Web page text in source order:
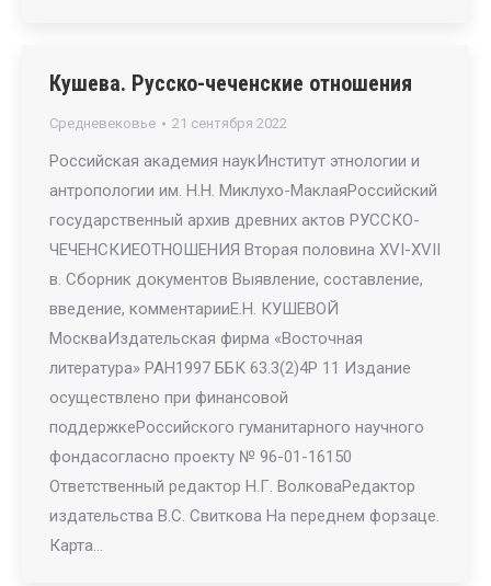
Кушева. Русско-чеченские отношения
Средневековье 21 сентября 2022
Российская академия наукИнститут этнологии и
антропологии им. Н.Н. Миклухо-МаклаяРоссийский
государственный архив древних актов РУССКО-
ЧЕЧЕНСКИЕОТНОШЕНИЯ Вторая половина XVI-XVII
в. Сборник документов Выявление, составление,
введение, комментарииЕ.Н. КУШЕВОЙ
МоскваИздательская фирма «Восточная
литература» РАН1997 ББК 63.3(2)4Р 11 Издание
осуществлено при финансовой
поддержкеРоссийского гуманитарного научного
фондасогласно проекту № 96-01-16150
Ответственный редактор Н.Г. ВолковаРедактор
издательства В.С. Свиткова На переднем форзаце.
Карта…